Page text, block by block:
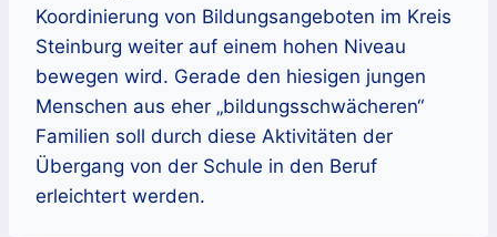
Koordinierung von Bildungsangeboten im Kreis
Steinburg weiter auf einem hohen Niveau
bewegen wird. Gerade den hiesigen jungen
Menschen aus eher „bildungsschwächeren“
Familien soll durch diese Aktivitäten der
Übergang von der Schule in den Beruf
erleichtert werden.